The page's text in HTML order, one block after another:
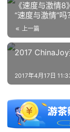
《速度与激情8
“速度与激情”吗
上一篇
2017 ChinaJoy
2017年4月17日